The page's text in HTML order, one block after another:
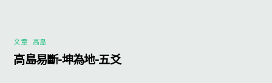
文章 高島
高島易斷-坤為地-五爻